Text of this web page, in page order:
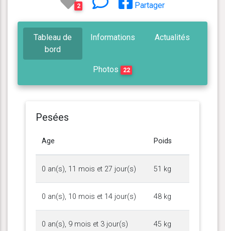
2 Partager
Tableau de
bord
Informations Actualités
Photos 22
Pesées
Age Poids
0 an(s), 11 mois et 27 jour(s) 51 kg
0 an(s), 10 mois et 14 jour(s) 48 kg
0 an(s), 9 mois et 3 jour(s) 45 kg